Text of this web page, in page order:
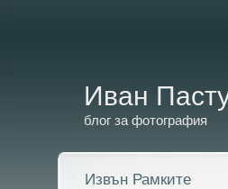
Иван
блог за фотография
Извън Рамките